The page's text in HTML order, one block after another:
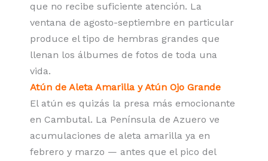
que no recibe suficiente atención. La
ventana de agosto-septiembre en particular
produce el tipo de hembras grandes que
llenan los álbumes de fotos de toda una
vida.
Atún de Aleta Amarilla y Atún Ojo Grande
El atún es quizás la presa más emocionante
en Cambutal. La Península de Azuero ve
acumulaciones de aleta amarilla ya en
febrero y marzo — antes que el pico del